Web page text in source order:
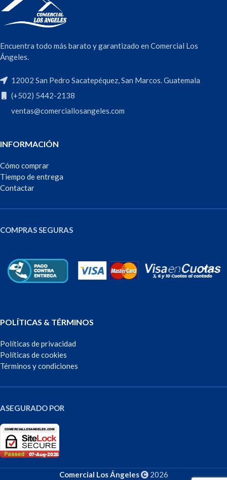
Encuentra todo más barato y garantizado en Comercial Los
Ángeles.
12002 San Pedro Sacatepéquez, San Marcos. Guatemala
(+502) 5442-2138
ventas@comerciallosangeles.com
INFORMACIÓN
Cómo comprar
Tiempo de entrega
Contactar
COMPRAS SEGURAS
POLÍTICAS & TÉRMINOS
Políticas de privacidad
Políticas de cookies
Términos y condiciones
ASEGURADO POR
Comercial Los Ángeles 2026